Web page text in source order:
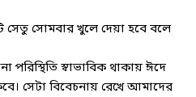
সোমবার খুলে দেয়া হবে বলে
স্বাভাবিক থাকায় ঈদে
সেটা বিবেচনায় রেখে আমাদের